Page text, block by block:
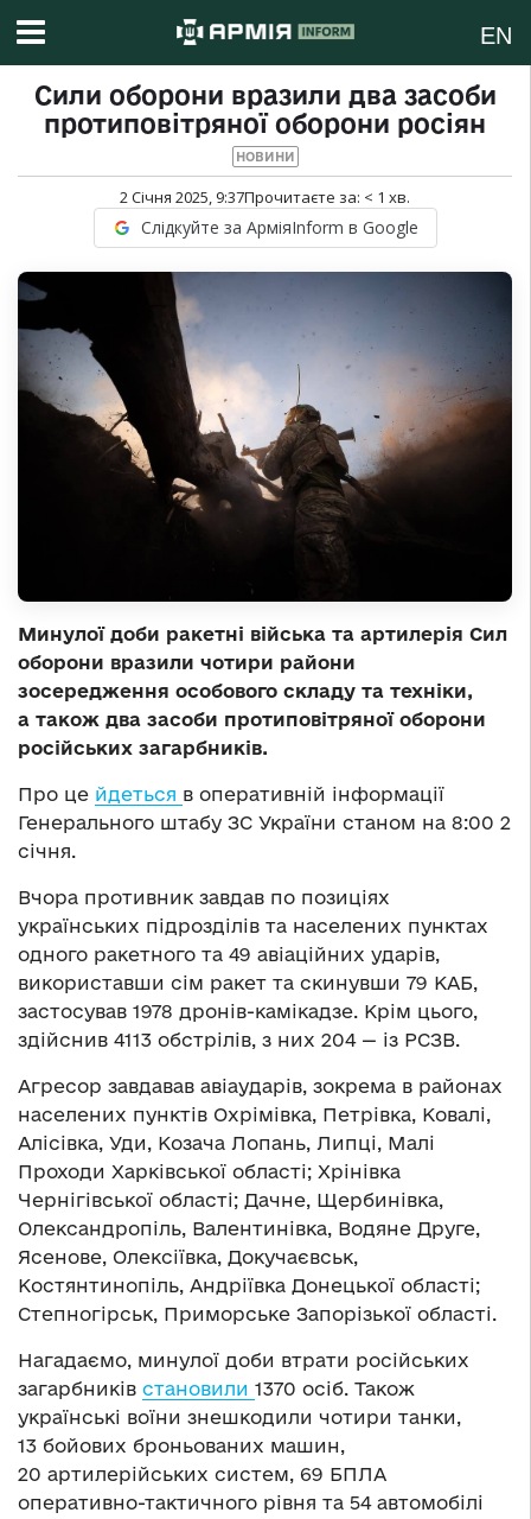
EN
Сили оборони вразили два засоби
протиповітряної оборони росіян
НОВИНИ
2 Січня 2025, 9:37Прочитаєте за: < 1 хв.
Слідкуйте за АрміяInform в Google
Минулої доби ракетні війська та артилерія Сил
оборони вразили чотири райони
зосередження особового складу та техніки,
а також два засоби протиповітряної оборони
російських загарбників.
Про це йдеться в оперативній інформації
Генерального штабу ЗС України станом на 8:00 2
січня.
Вчора противник завдав по позиціях
українських підрозділів та населених пунктах
одного ракетного та 49 авіаційних ударів,
використавши сім ракет та скинувши 79 КАБ,
застосував 1978 дронів-камікадзе. Крім цього,
здійснив 4113 обстрілів, з них 204 — із РСЗВ.
Агресор завдавав авіаударів, зокрема в районах
населених пунктів Охрімівка, Петрівка, Ковалі,
Алісівка, Уди, Козача Лопань, Липці, Малі
Проходи Харківської області; Хрінівка
Чернігівської області; Дачне, Щербинівка,
Олександропіль, Валентинівка, Водяне Друге,
Ясенове, Олексіївка, Докучаєвськ,
Костянтинопіль, Андріївка Донецької області;
Степногірськ, Приморське Запорізької області.
Нагадаємо, минулої доби втрати російських
загарбників становили 1370 осіб. Також
українські воїни знешкодили чотири танки,
13 бойових броньованих машин,
20 артилерійських систем, 69 БПЛА
оперативно-тактичного рівня та 54 автомобілі